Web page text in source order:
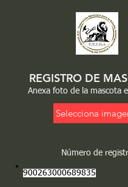
REGISTRO DE
Anexa foto de la mascota
Selecciona
Número de
900263000689835